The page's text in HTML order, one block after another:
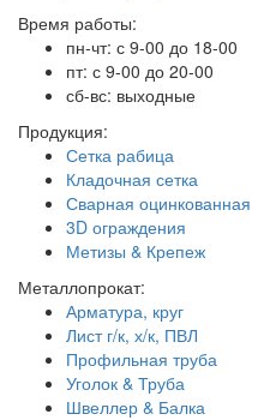
Время работы:
пн-чт: с 9-00 до 18-00
пт: с 9-00 до 20-00
сб-вс: выходные
Продукция:
Сетка рабица
Кладочная сетка
Сварная оцинкованная
3D ограждения
Метизы & Крепеж
Металлопрокат:
Арматура, круг
Лист г/к, х/к, ПВЛ
Профильная труба
Уголок & Труба
Швеллер & Балка